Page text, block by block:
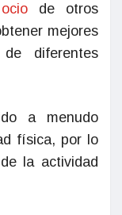
de otros
mejores
diferentes
a menudo
física, por lo
la actividad